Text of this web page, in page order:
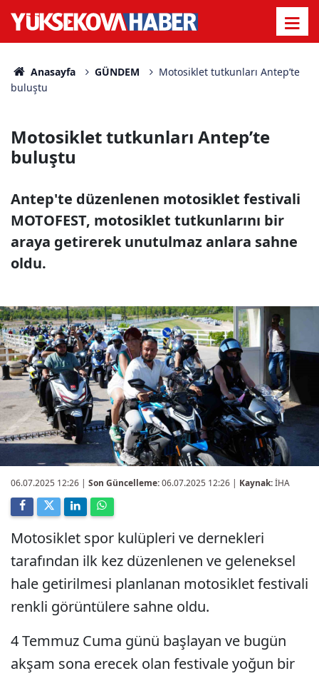
Anasayfa GÜNDEM
Motosiklet tutkunları Antep’te
buluştu
Motosiklet tutkunları Antep’te
buluştu
Antep'te düzenlenen motosiklet festivali
MOTOFEST, motosiklet tutkunlarını bir
araya getirerek unutulmaz anlara sahne
oldu.
06.07.2025 12:26 | Son Güncelleme:06.07.2025 12:26 | Kaynak:İHA
Motosiklet spor kulüpleri ve dernekleri
tarafından ilk kez düzenlenen ve geleneksel
hale getirilmesi planlanan motosiklet festivali
renkli görüntülere sahne oldu.
4 Temmuz Cuma günü başlayan ve bugün
akşam sona erecek olan festivale yoğun bir